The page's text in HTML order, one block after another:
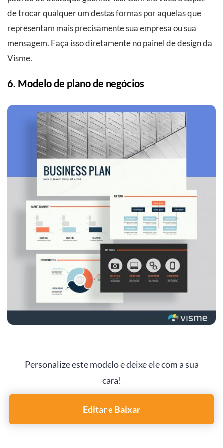
de trocar qualquer um destas formas por aquelas que
representam mais precisamente sua empresa ou sua
mensagem. Faça isso diretamente no painel de design da
Visme.
6. Modelo de plano de negócios
Personalize este modelo e deixe ele com a sua
cara!
Editar e Baixar